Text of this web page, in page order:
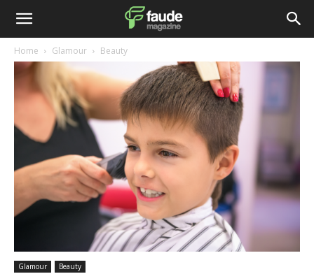
Home Glamour Beauty
Glamour Beauty